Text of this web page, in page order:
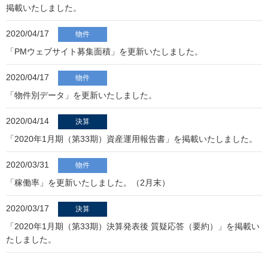
掲載いたしました。
2020/04/17 物件
「PMウェブサイト募集面積」を更新いたしました。
2020/04/17 物件
「物件別データ」を更新いたしました。
2020/04/14 決算
「2020年1月期（第33期）資産運用報告書」を掲載いたしました。
2020/03/31 物件
「稼働率」を更新いたしました。（2月末）
2020/03/17 決算
「2020年1月期（第33期）決算発表後 質疑応答（要約）」を掲載い
たしました。